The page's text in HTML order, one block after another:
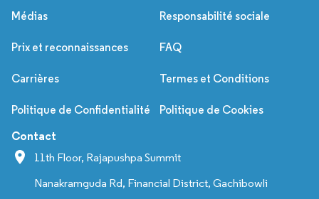
Médias Responsabilité sociale
Prix et reconnaissances FAQ
Carrières Termes et Conditions
Politique de Confidentialité Politique de Cookies
Contact
11th Floor, Rajapushpa Summit
Nanakramguda Rd, Financial District, Gachibowli